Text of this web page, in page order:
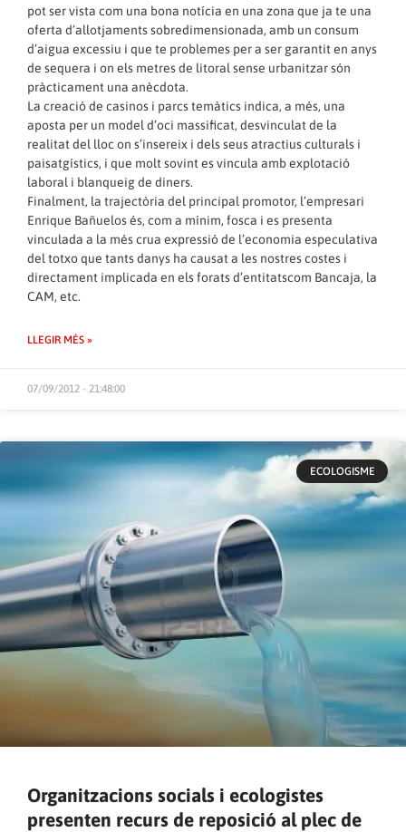
pot ser vista com una bona notícia en una zona que ja te una
oferta d’allotjaments sobredimensionada, amb un consum
d’aigua excessiu i que te problemes per a ser garantit en anys
de sequera i on els metres de litoral sense urbanitzar són
pràcticament una anècdota.
La creació de casinos i parcs temàtics indica, a més, una
aposta per un model d’oci massificat, desvinculat de la
realitat del lloc on s’insereix i dels seus atractius culturals i
paisatgístics, i que molt sovint es vincula amb explotació
laboral i blanqueig de diners.
Finalment, la trajectòria del principal promotor, l’empresari
Enrique Bañuelos és, com a mínim, fosca i es presenta
vinculada a la més crua expressió de l’economia especulativa
del totxo que tants danys ha causat a les nostres costes i
directament implicada en els forats d’entitatscom Bancaja, la
CAM, etc.
LLEGIR MÉS »
07/09/2012 - 21:48:00
ECOLOGISME
Organitzacions socials i ecologistes
presenten recurs de reposició al plec de